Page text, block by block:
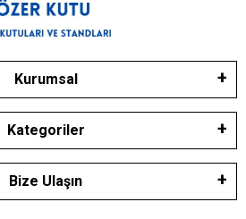
Kurumsal
Kategoriler
Bize Ulaşın